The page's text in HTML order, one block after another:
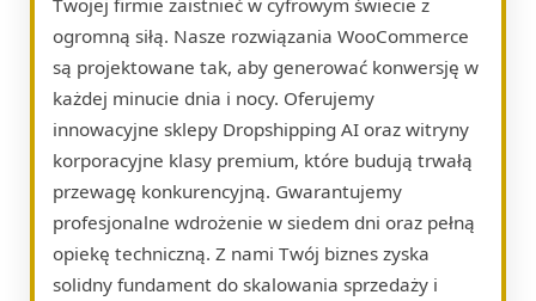
ogromną siłą. Nasze rozwiązania WooCommerce
są projektowane tak, aby generować konwersję w
każdej minucie dnia i nocy. Oferujemy
innowacyjne sklepy Dropshipping AI oraz witryny
korporacyjne klasy premium, które budują trwałą
przewagę konkurencyjną. Gwarantujemy
profesjonalne wdrożenie w siedem dni oraz pełną
opiekę techniczną. Z nami Twój biznes zyska
solidny fundament do skalowania sprzedaży i